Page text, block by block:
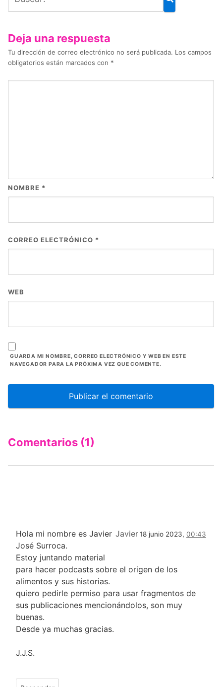
Deja una respuesta
Tu dirección de correo electrónico no será publicada. Los campos
obligatorios están marcados con *
NOMBRE *
CORREO ELECTRÓNICO *
WEB
GUARDA MI NOMBRE, CORREO ELECTRÓNICO Y WEB EN ESTE
NAVEGADOR PARA LA PRÓXIMA VEZ QUE COMENTE.
Comentarios (1)
Javier18 junio 2023, 00:43
Hola mi nombre es Javier
José Surroca.
Estoy juntando material
para hacer podcasts sobre el origen de los
alimentos y sus historias.
quiero pedirle permiso para usar fragmentos de
sus publicaciones mencionándolos, son muy
buenas.
Desde ya muchas gracias.
J.J.S.